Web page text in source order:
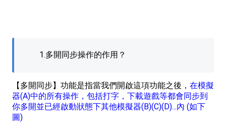
1.多開同步操作的作用？
【多開同步】功能是指當我們開啟這項功能之後， 在模擬
器(A)中的所有操作，包括打字，下載遊戲等都會同步到
你多開並已經啟動狀態下其他模擬器(B)(C)(D)...內 (如下
圖)